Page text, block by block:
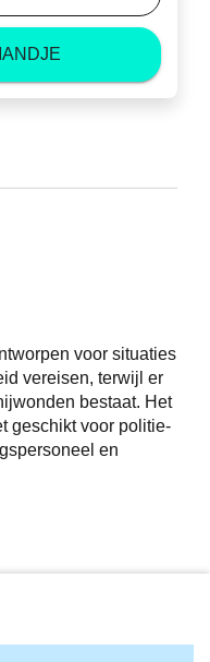
voor situaties
vereisen, terwijl er
bestaat. Het
geschikt voor politie-
en
is
snijwonden geldt
kan eenvoudig